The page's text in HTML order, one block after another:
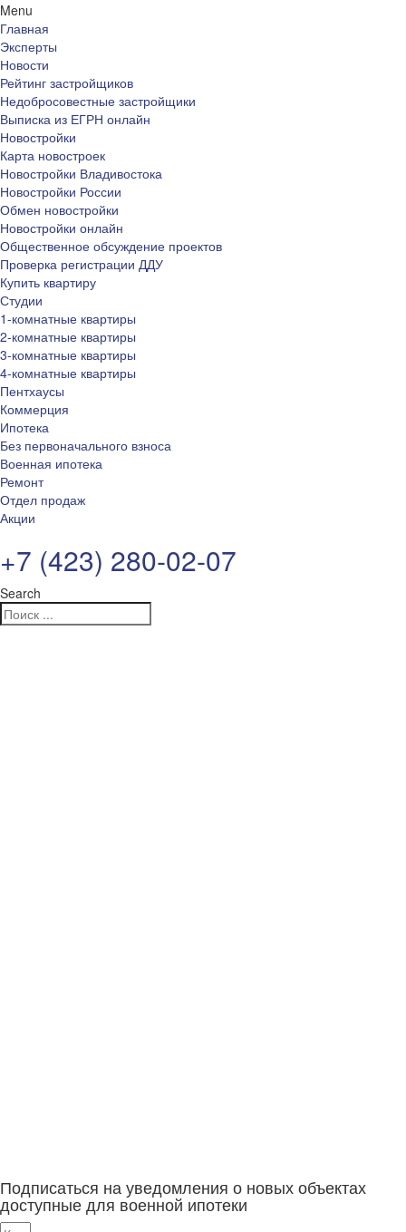
Menu
Главная
Эксперты
Новости
Рейтинг застройщиков
Недобросовестные застройщики
Выписка из ЕГРН онлайн
Новостройки
Карта новостроек
Новостройки Владивостока
Новостройки России
Обмен новостройки
Новостройки онлайн
Общественное обсуждение проектов
Проверка регистрации ДДУ
Купить квартиру
Студии
1-комнатные квартиры
2-комнатные квартиры
3-комнатные квартиры
4-комнатные квартиры
Пентхаусы
Коммерция
Ипотека
Без первоначального взноса
Военная ипотека
Ремонт
Отдел продаж
Акции
+7 (423) 280-02-07
Search
Подписаться на уведомления о новых объектах
доступные для военной ипотеки